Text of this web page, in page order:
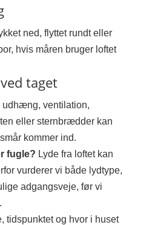
ned, flyttet rundt eller
hvis måren bruger loftet
taget
udhæng, ventilation,
eller sternbrædder kan
kommer ind.
fugle? Lyde fra loftet kan
vurderer vi både lydtype,
adgangsveje, før vi
tidspunktet og hvor i huset